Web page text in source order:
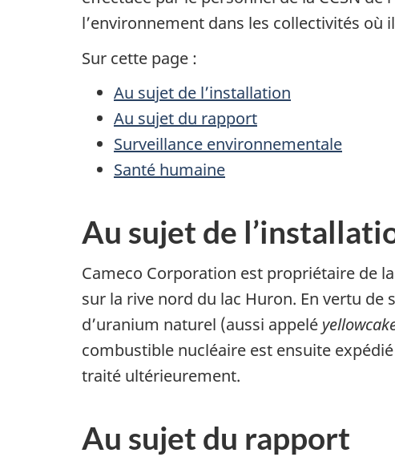
l’environnement dans les collectivités où
Sur cette page :
Au sujet de l’installation
Au sujet du rapport
Surveillance environnementale
Santé humaine
Au sujet de
Cameco Corporation est propriétaire de la
sur la rive nord du lac Huron. En vertu
d’uranium naturel (aussi appelé
combustible nucléaire est ensuite expédié
traité ultérieurement.
Au sujet du rapport